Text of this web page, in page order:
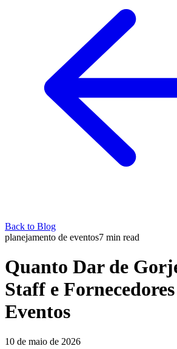
Back to Blog
planejamento de eventos7 min read
Quanto Dar de
Staff e
Eventos
10 de maio de 2026